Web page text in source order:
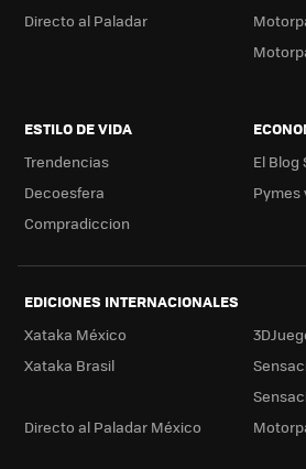
Directo al Paladar
ESTILO DE VIDA
Trendencias
Decoesfera
Compradiccion
El Blog
Pymes
EDICIONES INTERNACIONALES
Xataka México
Xataka Brasil
Directo al Paladar México